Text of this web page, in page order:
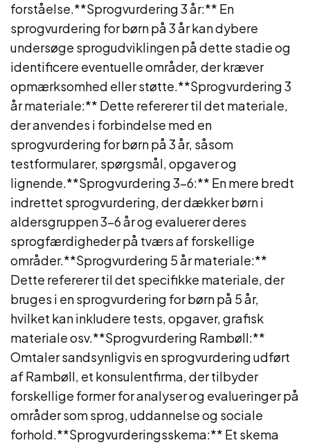
forståelse.**Sprogvurdering 3 år:** En
sprogvurdering for børn på 3 år kan dybere
undersøge sprogudviklingen på dette stadie og
identificere eventuelle områder, der kræver
opmærksomhed eller støtte.**Sprogvurdering 3
år materiale:** Dette refererer til det materiale,
der anvendes i forbindelse med en
sprogvurdering for børn på 3 år, såsom
testformularer, spørgsmål, opgaver og
lignende.**Sprogvurdering 3-6:** En mere bredt
indrettet sprogvurdering, der dækker børn i
aldersgruppen 3-6 år og evaluerer deres
sprogfærdigheder på tværs af forskellige
områder.**Sprogvurdering 5 år materiale:**
Dette refererer til det specifikke materiale, der
bruges i en sprogvurdering for børn på 5 år,
hvilket kan inkludere tests, opgaver, grafisk
materiale osv.**Sprogvurdering Rambøll:**
Omtaler sandsynligvis en sprogvurdering udført
af Rambøll, et konsulentfirma, der tilbyder
forskellige former for analyser og evalueringer på
områder som sprog, uddannelse og sociale
forhold.**Sprogvurderingsskema:** Et skema